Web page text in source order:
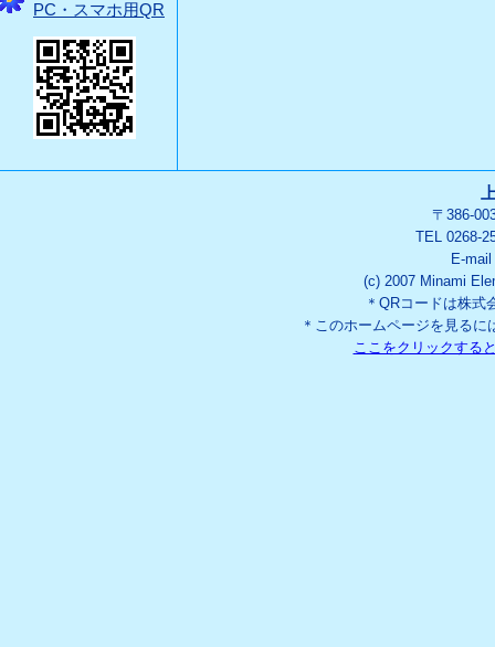
PC・スマホ用QR
〒386-
TEL 0268-
E-mail
(c) 2007 Minami
＊QRコードは株式
＊このホームページを見る
ここをクリックする